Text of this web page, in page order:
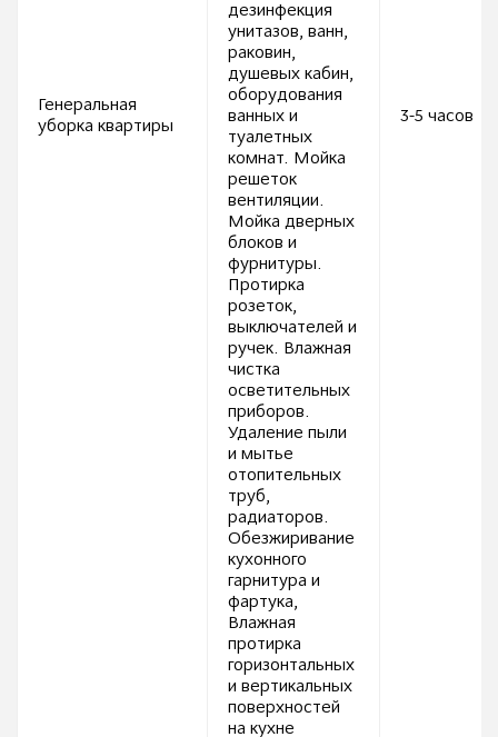
Генеральная
уборка квартиры
дезинфекция
унитазов, ванн,
раковин,
душевых кабин,
оборудования
ванных и
туалетных
комнат. Мойка
решеток
вентиляции.
Мойка дверных
блоков и
фурнитуры.
Протирка
розеток,
выключателей и
ручек. Влажная
чистка
осветительных
приборов.
Удаление пыли
и мытье
отопительных
труб,
радиаторов.
Обезжиривание
кухонного
гарнитура и
фартука,
Влажная
протирка
горизонтальных
и вертикальных
поверхностей
на кухне
3-5 часов